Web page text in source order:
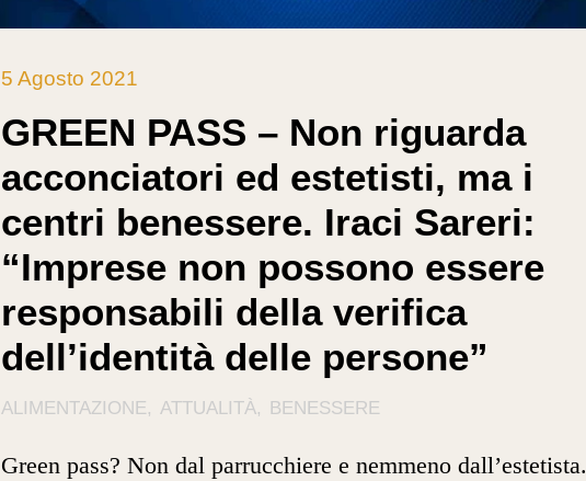
5 Agosto 2021
GREEN PASS – Non riguarda
acconciatori ed estetisti, ma i
centri benessere. Iraci Sareri:
“Imprese non possono essere
responsabili della verifica
dell’identità delle persone”
ALIMENTAZIONE ATTUALITÀ BENESSERE
Green pass? Non dal parrucchiere e nemmeno dall’estetista.